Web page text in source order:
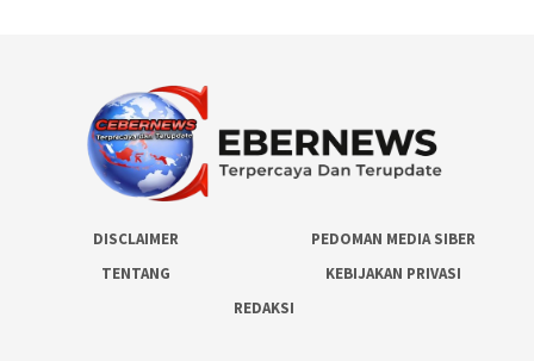
DISCLAIMER
PEDOMAN MEDIA SIBER
TENTANG
KEBIJAKAN PRIVASI
REDAKSI